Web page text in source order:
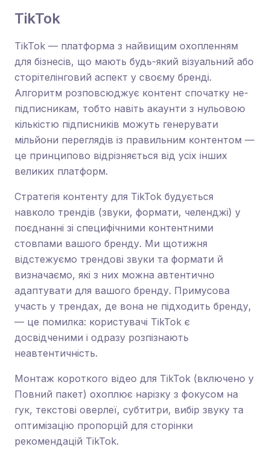
TikTok
TikTok — платформа з найвищим охопленням
для бізнесів, що мають будь-який візуальний або
сторітелінговий аспект у своєму бренді.
Алгоритм розповсюджує контент спочатку не-
підписникам, тобто навіть акаунти з нульовою
кількістю підписників можуть генерувати
мільйони переглядів із правильним контентом —
це принципово відрізняється від усіх інших
великих платформ.
Стратегія контенту для TikTok будується
навколо трендів (звуки, формати, челенджі) у
поєднанні зі специфічними контентними
стовпами вашого бренду. Ми щотижня
відстежуємо трендові звуки та формати й
визначаємо, які з них можна автентично
адаптувати для вашого бренду. Примусова
участь у трендах, де вона не підходить бренду,
— це помилка: користувачі TikTok є
досвідченими і одразу розпізнають
неавтентичність.
Монтаж короткого відео для TikTok (включено у
Повний пакет) охоплює нарізку з фокусом на
гук, текстові оверлеї, субтитри, вибір звуку та
оптимізацію пропорцій для сторінки
рекомендацій TikTok.